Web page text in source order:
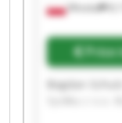
Wioska
Price
Bogdan
Schulz